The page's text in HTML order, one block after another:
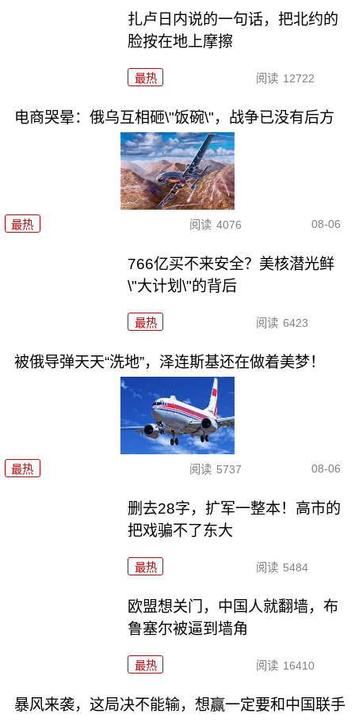
扎卢日内说的一句话，把北约的
脸按在地上摩擦
最热 阅读 12722
电商哭晕：俄乌互相砸\"饭碗\"，战争已没有后方
最热 阅读 4076 08-06
766亿买不来安全？美核潜光鲜
\"大计划\"的背后
最热 阅读 6423
被俄导弹天天“洗地”，泽连斯基还在做着美梦！
最热 阅读 5737 08-06
删去28字，扩军一整本！高市的
把戏骗不了东大
最热 阅读 5484
欧盟想关门，中国人就翻墙，布
鲁塞尔被逼到墙角
最热 阅读 16410
暴风来袭，这局决不能输，想赢一定要和中国联手